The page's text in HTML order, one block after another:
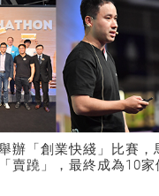
辦「創業快綫」比賽，
賣蹺」，最終成為10家